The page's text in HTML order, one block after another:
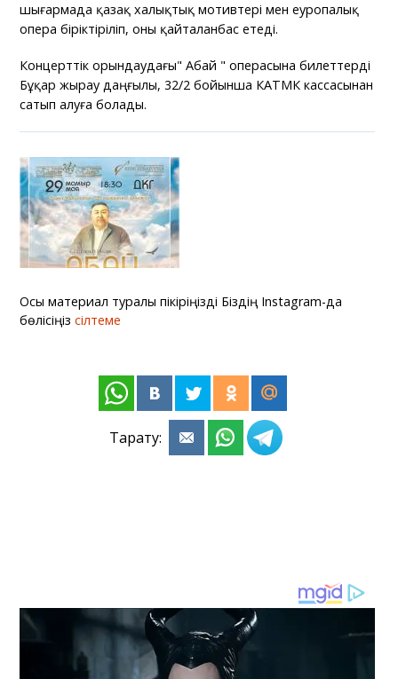
шығармада қазақ халықтық мотивтері мен еуропалық
опера біріктіріліп, оны қайталанбас етеді.
Концерттік орындаудағы" Абай " операсына билеттерді
Бұқар жырау даңғылы, 32/2 бойынша КАТМК кассасынан
сатып алуға болады.
Осы материал туралы пікіріңізді Біздің Instagram-да
бөлісіңіз сілтеме
Тарату: